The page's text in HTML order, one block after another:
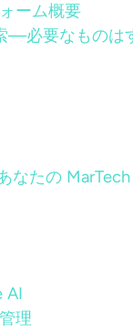
ーム概要
—必要なものは
なたの
AI
理